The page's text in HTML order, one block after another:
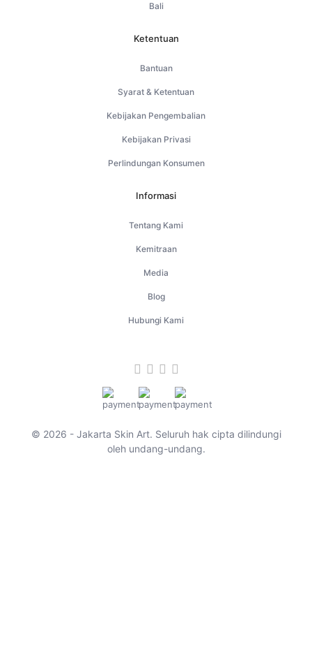
Bali
Ketentuan
Bantuan
Syarat & Ketentuan
Kebijakan Pengembalian
Kebijakan Privasi
Perlindungan Konsumen
Informasi
Tentang Kami
Kemitraan
Media
Blog
Hubungi Kami
© 2026 - Jakarta Skin Art. Seluruh hak cipta dilindungi
oleh undang-undang.